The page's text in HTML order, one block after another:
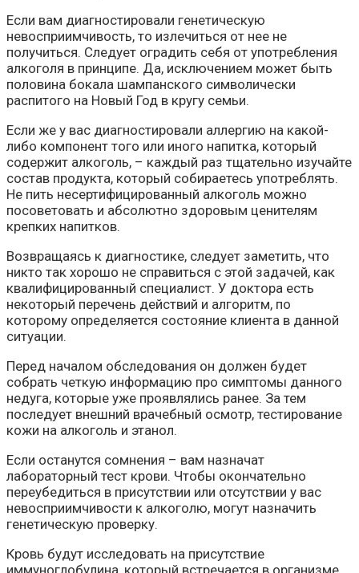
Если вам диагностировали генетическую
невосприимчивость, то излечиться от нее не
получиться. Следует оградить себя от употребления
алкоголя в принципе. Да, исключением может быть
половина бокала шампанского символически
распитого на Новый Год в кругу семьи.
Если же у вас диагностировали аллергию на какой-
либо компонент того или иного напитка, который
содержит алкоголь, – каждый раз тщательно изучайте
состав продукта, который собираетесь употреблять.
Не пить несертифицированный алкоголь можно
посоветовать и абсолютно здоровым ценителям
крепких напитков.
Возвращаясь к диагностике, следует заметить, что
никто так хорошо не справиться с этой задачей, как
квалифицированный специалист. У доктора есть
некоторый перечень действий и алгоритм, по
которому определяется состояние клиента в данной
ситуации.
Перед началом обследования он должен будет
собрать четкую информацию про симптомы данного
недуга, которые уже проявлялись ранее. За тем
последует внешний врачебный осмотр, тестирование
кожи на алкоголь и этанол.
Если останутся сомнения – вам назначат
лабораторный тест крови. Чтобы окончательно
переубедиться в присутствии или отсутствии у вас
невосприимчивости к алкоголю, могут назначить
генетическую проверку.
Кровь будут исследовать на присутствие